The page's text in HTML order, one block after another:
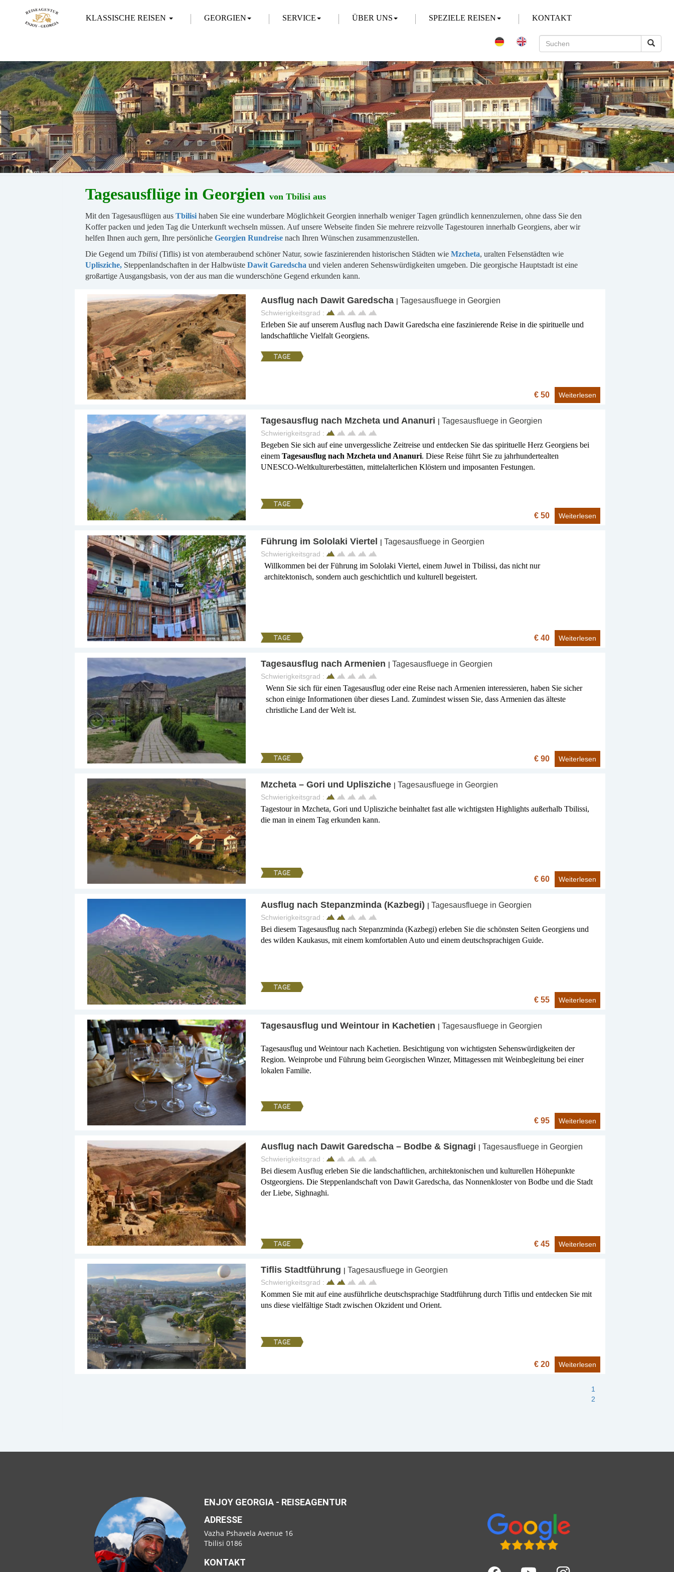
KLASSISCHE REISEN GEORGIEN SERVICE ÜBER UNS SPEZIELE REISEN KONTAKT
Tagesausflüge in Georgien von Tbilisi aus
Mit den Tagesausflügen aus Tbilisi haben Sie eine wunderbare Möglichkeit Georgien innerhalb weniger Tagen gründlich kennenzulernen, ohne dass Sie den
Koffer packen und jeden Tag die Unterkunft wechseln müssen. Auf unsere Webseite finden Sie mehrere reizvolle Tagestouren innerhalb Georgiens, aber wir
helfen Ihnen auch gern, Ihre persönliche Georgien Rundreise nach Ihren Wünschen zusammenzustellen.
Die Gegend um Tbilisi (Tiflis) ist von atemberaubend schöner Natur, sowie faszinierenden historischen Städten wie Mzcheta, uralten Felsenstädten wie
Uplisziche, Steppenlandschaften in der Halbwüste Dawit Garedscha und vielen anderen Sehenswürdigkeiten umgeben. Die georgische Hauptstadt ist eine
großartige Ausgangsbasis, von der aus man die wunderschöne Gegend erkunden kann.
Ausflug nach Dawit Garedscha | Tagesausfluege in Georgien
Schwierigkeitsgrad :
Erleben Sie auf unserem Ausflug nach Dawit Garedscha eine faszinierende Reise in die spirituelle und
landschaftliche Vielfalt Georgiens.
TAGE
€ 50 Weiterlesen
Tagesausflug nach Mzcheta und Ananuri | Tagesausfluege in Georgien
Schwierigkeitsgrad :
Begeben Sie sich auf eine unvergessliche Zeitreise und entdecken Sie das spirituelle Herz Georgiens bei
einem Tagesausflug nach Mzcheta und Ananuri. Diese Reise führt Sie zu jahrhundertealten
UNESCO-Weltkulturerbestätten, mittelalterlichen Klöstern und imposanten Festungen.
TAGE
€ 50
Weiterlesen
Führung im Sololaki Viertel | Tagesausfluege in Georgien
Schwierigkeitsgrad :
Willkommen bei der Führung im Sololaki Viertel, einem Juwel in Tbilissi, das nicht nur
architektonisch, sondern auch geschichtlich und kulturell begeistert.
TAGE € 40 Weiterlesen
Tagesausflug nach Armenien | Tagesausfluege in Georgien
Schwierigkeitsgrad :
Wenn Sie sich für einen Tagesausflug oder eine Reise nach Armenien interessieren, haben Sie sicher
schon einige Informationen über dieses Land. Zumindest wissen Sie, dass Armenien das älteste
christliche Land der Welt ist.
TAGE € 90 Weiterlesen
Mzcheta – Gori und Uplisziche | Tagesausfluege in Georgien
Schwierigkeitsgrad :
Tagestour in Mzcheta, Gori und Uplisziche beinhaltet fast alle wichtigsten Highlights außerhalb Tbilissi,
die man in einem Tag erkunden kann.
TAGE
€ 60 Weiterlesen
Ausflug nach Stepanzminda (Kazbegi) | Tagesausfluege in Georgien
Schwierigkeitsgrad :
Bei diesem Tagesausflug nach Stepanzminda (Kazbegi) erleben Sie die schönsten Seiten Georgiens und
des wilden Kaukasus, mit einem komfortablen Auto und einem deutschsprachigen Guide.
TAGE
€ 55
Weiterlesen
Tagesausflug und Weintour in Kachetien | Tagesausfluege in Georgien
Tagesausflug und Weintour nach Kachetien. Besichtigung von wichtigsten Sehenswürdigkeiten der
Region. Weinprobe und Führung beim Georgischen Winzer, Mittagessen mit Weinbegleitung bei einer
lokalen Familie.
TAGE
€ 95
Weiterlesen
Ausflug nach Dawit Garedscha – Bodbe & Signagi | Tagesausfluege in Georgien
Schwierigkeitsgrad :
Bei diesem Ausflug erleben Sie die landschaftlichen, architektonischen und kulturellen Höhepunkte
Ostgeorgiens. Die Steppenlandschaft von Dawit Garedscha, das Nonnenkloster von Bodbe und die Stadt
der Liebe, Sighnaghi.
TAGE € 45 Weiterlesen
Tiflis Stadtführung | Tagesausfluege in Georgien
Schwierigkeitsgrad :
Kommen Sie mit auf eine ausführliche deutschsprachige Stadtführung durch Tiflis und entdecken Sie mit
uns diese vielfältige Stadt zwischen Okzident und Orient.
TAGE
€ 20 Weiterlesen
1
2
ENJOY GEORGIA - REISEAGENTUR
ADRESSE
Vazha Pshavela Avenue 16
Tbilisi 0186
KONTAKT